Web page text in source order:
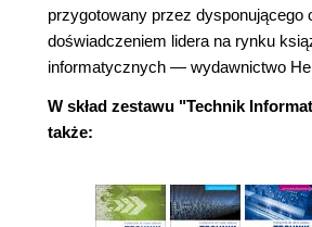
przygotowany przez dysponującego
doświadczeniem lidera na rynku
informatycznych — wydawnictwo
W skład zestawu "Technik
także: